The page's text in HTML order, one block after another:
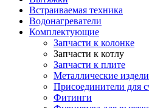
Встраиваемая техника
Водонагреватели
Комплектующие
Запчасти к колонке
Запчасти к котлу
Запчасти к плите
Металлические
Присоединители для
Фитинги